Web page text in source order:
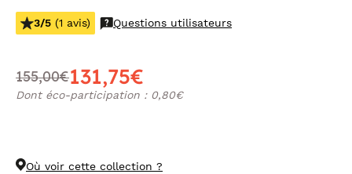
3/5 (1 avis) Questions utilisateurs
155,00€131,75€
Dont éco-participation : 0,80€
Où voir cette collection ?